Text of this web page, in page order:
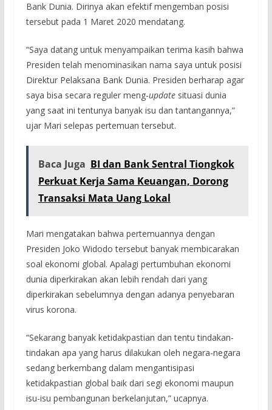
Bank Dunia. Dirinya akan efektif mengemban posisi
tersebut pada 1 Maret 2020 mendatang.
“Saya datang untuk menyampaikan terima kasih bahwa
Presiden telah menominasikan nama saya untuk posisi
Direktur Pelaksana Bank Dunia. Presiden berharap agar
saya bisa secara reguler meng-updatesituasi dunia
yang saat ini tentunya banyak isu dan tantangannya,”
ujar Mari selepas pertemuan tersebut.
Baca Juga BI dan Bank Sentral Tiongkok
Perkuat Kerja Sama Keuangan, Dorong
Transaksi Mata Uang Lokal
Mari mengatakan bahwa pertemuannya dengan
Presiden Joko Widodo tersebut banyak membicarakan
soal ekonomi global. Apalagi pertumbuhan ekonomi
dunia diperkirakan akan lebih rendah dari yang
diperkirakan sebelumnya dengan adanya penyebaran
virus korona.
“Sekarang banyak ketidakpastian dan tentu tindakan-
tindakan apa yang harus dilakukan oleh negara-negara
sedang berkembang dalam mengantisipasi
ketidakpastian global baik dari segi ekonomi maupun
isu-isu pembangunan berkelanjutan,” ucapnya.